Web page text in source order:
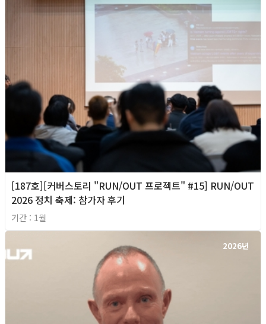
[187호][커버스토리 "RUN/OUT 프로젝트" #15] RUN/OUT
2026 정치 축제: 참가자 후기
기간 : 1월
2026년